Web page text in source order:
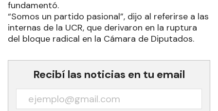
fundamentó.
“Somos un partido pasional”, dijo al referirse a las
internas de la UCR, que derivaron en la ruptura
del bloque radical en la Cámara de Diputados.
Recibí las noticias en tu email